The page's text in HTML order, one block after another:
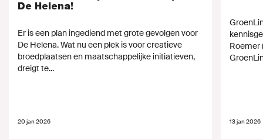
De Helena!
Er is een plan ingediend met grote gevolgen voor
De Helena. Wat nu een plek is voor creatieve
broedplaatsen en maatschappelijke initiatieven,
dreigt te...
20 jan 2026
Roemer
13 jan 2026